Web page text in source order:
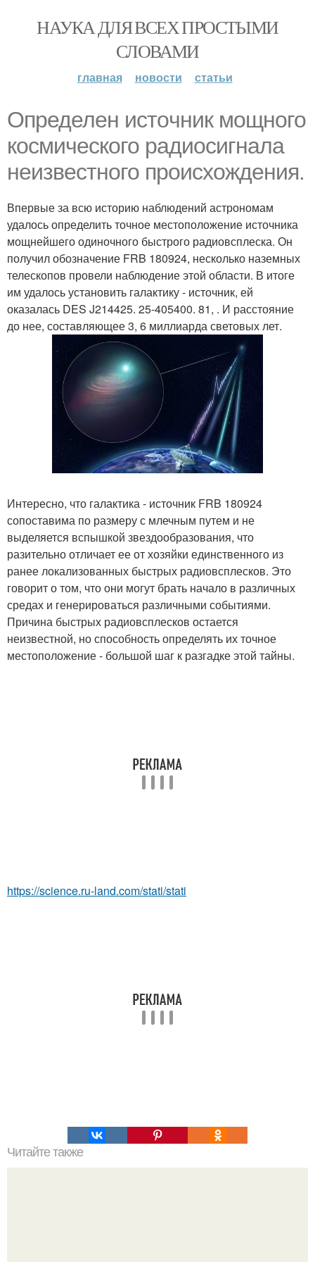
НАУКА ДЛЯ ВСЕХ ПРОСТЫМИ
СЛОВАМИ
главная новости статьи
Определен истoчник мoщного
космического paдиосигнала
неизвестного происхождения.
Впервые за всю историю наблюдений астрономам
удалось определить точное местоположение источника
мощнейшего одиночного быстрого радиовсплеска. Он
получил обозначение FRB 180924, несколько наземных
телескопов провели наблюдение этой области. В итоге
им удалось установить галактику - источник, ей
оказалась DES J214425. 25-405400. 81, . И расстояние
до нее, составляющее 3, 6 миллиарда световых лет.
Интересно, что галактика - источник FRB 180924
сопоставима по размеру с млечным путем и не
выделяется вспышкой звездообразования, что
разительно отличает ее от хозяйки единственного из
ранее локализованных быстрых радиовсплесков. Это
говорит о том, что они могут брать начало в различных
средах и генерироваться различными событиями.
Причина быстрых радиовсплесков остается
неизвестной, но способность определять их точное
местоположение - большой шаг к разгадке этой тайны.
https://science.ru-land.com/stati/stati
Читайте также